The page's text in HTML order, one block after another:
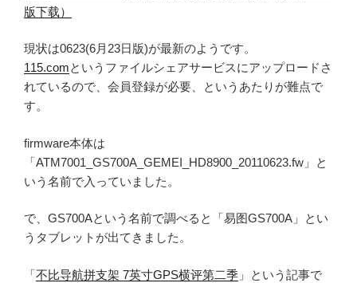
版下载）
現状は0623(6月23日版)が最新のようです。
115.comというファイルシェアサービスにアップロードさ
れているので、会員登録が必要、というあたりが難点で
す。
firmware本体は
「ATM7001_GS700A_GEMEI_HD8900_20110623.fw」と
いう名前で入っていました。
で、GS700Aという名前で調べると「易图GS700A」とい
うタブレットが出てきました。
「不比导航拼支架 7英寸GPS横评第二季 」という記事で